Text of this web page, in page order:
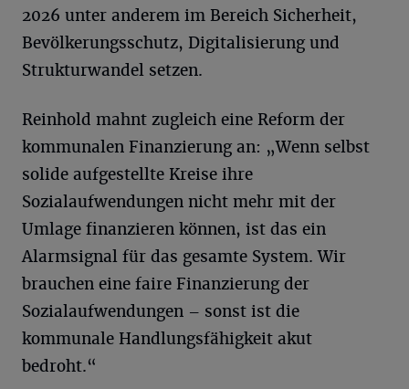
2026 unter anderem im Bereich Sicherheit,
Bevölkerungsschutz, Digitalisierung und
Strukturwandel setzen.
Reinhold mahnt zugleich eine Reform der
kommunalen Finanzierung an: „Wenn selbst
solide aufgestellte Kreise ihre
Sozialaufwendungen nicht mehr mit der
Umlage finanzieren können, ist das ein
Alarmsignal für das gesamte System. Wir
brauchen eine faire Finanzierung der
Sozialaufwendungen – sonst ist die
kommunale Handlungsfähigkeit akut
bedroht.“